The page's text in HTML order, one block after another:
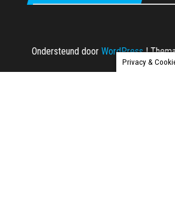
Ondersteund door WordPress |
Privacy &